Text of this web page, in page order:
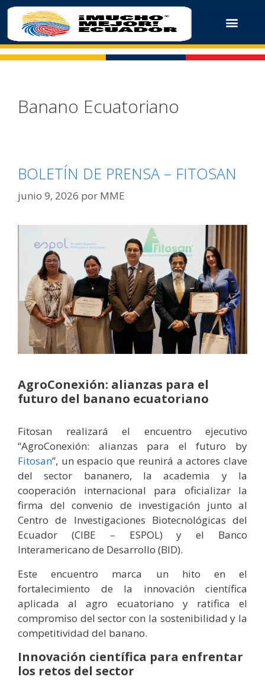
Banano Ecuatoriano
BOLETÍN DE PRENSA – FITOSAN
junio 9, 2026 por MME
AgroConexión: alianzas para el
futuro del banano ecuatoriano
Fitosan realizará el encuentro ejecutivo
“AgroConexión: alianzas para el futuro by
Fitosan”, un espacio que reunirá a actores clave
del sector bananero, la academia y la
cooperación internacional para oficializar la
firma del convenio de investigación junto al
Centro de Investigaciones Biotecnológicas del
Ecuador (CIBE – ESPOL) y el Banco
Interamericano de Desarrollo (BID).
Este encuentro marca un hito en el
fortalecimiento de la innovación científica
aplicada al agro ecuatoriano y ratifica el
compromiso del sector con la sostenibilidad y la
competitividad del banano.
Innovación científica para enfrentar
los retos del sector